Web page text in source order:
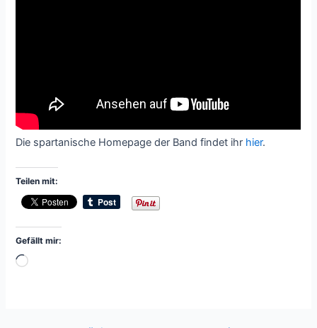
Die spartanische Homepage der Band findet ihr hier.
Teilen mit:
Gefällt mir:
Wird